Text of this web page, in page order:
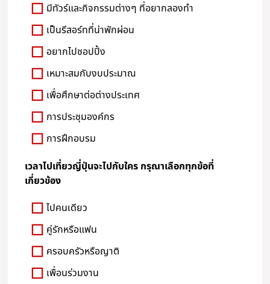
มีทัวร์และกิจกรรมต่างๆ ที่อยากลองทำ
เป็นรีสอร์ทที่น่าพักผ่อน
อยากไปชอปปิ้ง
เหมาะสมกับงบประมาณ
เพื่อศึกษาต่อต่างประเทศ
การประชุมองค์กร
การฝึกอบรม
เวลาไปเที่ยวญี่ปุ่นจะไปกับใคร กรุณาเลือกทุกข้อที่
เกี่ยวข้อง
ไปคนเดียว
คู่รักหรือแฟน
ครอบครัวหรือญาติ
เพื่อนร่วมงาน